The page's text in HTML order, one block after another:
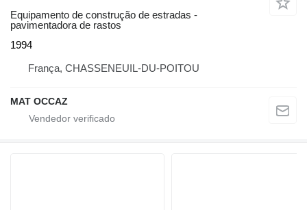
Equipamento de construção de estradas -
pavimentadora de rastos
1994
França, CHASSENEUIL-DU-POITOU
MAT OCCAZ